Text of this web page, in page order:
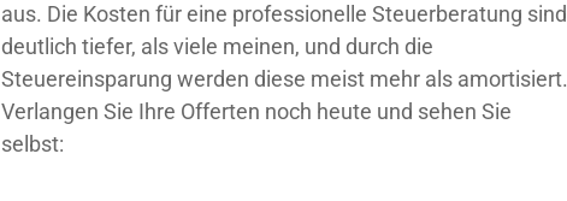
aus. Die Kosten für eine professionelle Steuerberatung sind
deutlich tiefer, als viele meinen, und durch die
Steuereinsparung werden diese meist mehr als amortisiert.
Verlangen Sie Ihre Offerten noch heute und sehen Sie
selbst: